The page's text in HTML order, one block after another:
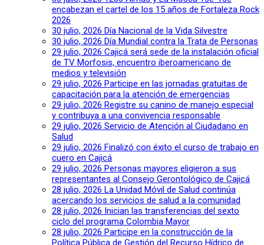
encabezan el cartel de los 15 años de Fortaleza Rock
2026
30 julio, 2026 Día Nacional de la Vida Silvestre
30 julio, 2026 Día Mundial contra la Trata de Personas
29 julio, 2026 Cajicá será sede de la instalación oficial
de TV Morfosis, encuentro iberoamericano de
medios y televisión
29 julio, 2026 Participe en las jornadas gratuitas de
capacitación para la atención de emergencias
29 julio, 2026 Registre su canino de manejo especial
y contribuya a una convivencia responsable
29 julio, 2026 Servicio de Atención al Ciudadano en
Salud
29 julio, 2026 Finalizó con éxito el curso de trabajo en
cuero en Cajicá
29 julio, 2026 Personas mayores eligieron a sus
representantes al Consejo Gerontológico de Cajicá
28 julio, 2026 La Unidad Móvil de Salud continúa
acercando los servicios de salud a la comunidad
28 julio, 2026 Inician las transferencias del sexto
ciclo del programa Colombia Mayor
28 julio, 2026 Participe en la construcción de la
Política Pública de Gestión del Recurso Hídrico de